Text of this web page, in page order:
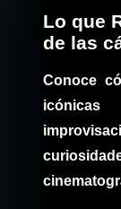
Lo que
de las
Conoce